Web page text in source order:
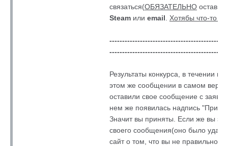
связаться(ОБЯЗАТЕЛЬНО
Steam или email Хотябы что-то
Результаты конкурса, в течении
этом же сообщении в самом
оставили свое сообщение с
нем же появилась надпись
Значит вы приняты. Если же вы
своего сообщения(оно было
сайт о том, что вы не правильно